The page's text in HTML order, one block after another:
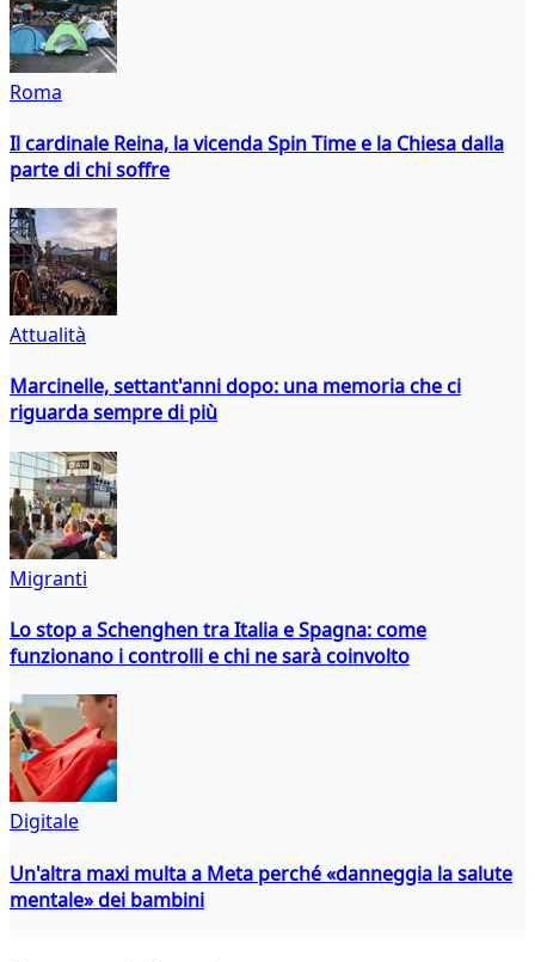
Roma
Il cardinale Reina, la vicenda Spin Time e la Chiesa dalla
parte di chi soffre
Attualità
Marcinelle, settant'anni dopo: una memoria che ci
riguarda sempre di più
Migranti
Lo stop a Schenghen tra Italia e Spagna: come
funzionano i controlli e chi ne sarà coinvolto
Digitale
Un'altra maxi multa a Meta perché «danneggia la salute
mentale» dei bambini